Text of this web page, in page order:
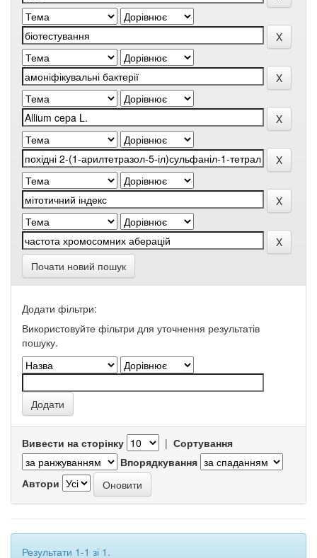
Почати новий пошук
Додати фільтри:
Використовуйте фільтри для уточнення результатів
пошуку.
Вивести на сторінку | Сортування
Впорядкування
Автори
Результати 1-1 зі 1.